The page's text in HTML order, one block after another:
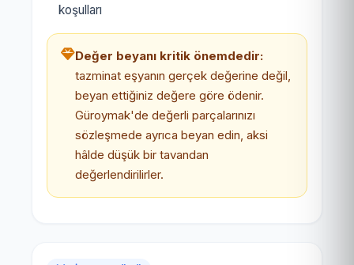
koşulları
Değer beyanı kritik önemdedir:
tazminat eşyanın gerçek değerine değil,
beyan ettiğiniz değere göre ödenir.
Güroymak'de değerli parçalarınızı
sözleşmede ayrıca beyan edin, aksi
hâlde düşük bir tavandan
değerlendirilirler.